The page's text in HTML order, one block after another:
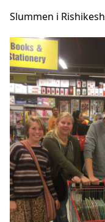
Slummen i Rishikesh